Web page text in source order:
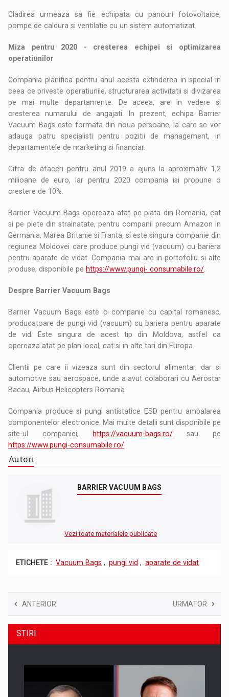
Cladirea urmeaza sa fie echipata cu panouri fotovoltaice,
pompe de caldura si ventilatie cu un sistem automatizat.
Miza pentru 2020 - cresterea echipei si optimizarea
operatiunilor
Compania planifica pentru anul acesta extinderea in special in
ceea ce priveste operatiunile, structurarea activitatii si divizarea
pe mai multe departamente. De aceea, are in vedere si
cresterea numarului de angajati. In prezent, echipa Barrier
Vacuum Bags este formata din noua persoane, la care se vor
adauga patru specialisti pentru pozitii de management, in
departamentele de marketing si financiar.
Cifra de afaceri pentru anul 2019 a ajuns la aproximativ 1,2
milioane de euro, iar pentru 2020 compania isi propune o
crestere de 10%.
Barrier Vacuum Bags opereaza atat pe piata din Romania, cat
si pe piete din strainatate, pentru companii precum Amazon in
Germania, Marea Britanie si Franta, si este singura companie din
regiunea Moldovei care produce pungi vid (vacuum) cu bariera
pentru aparate de vidat. Compania mai are in portofoliu si alte
produse, disponibile pe https://www.pungi- consumabile.ro/
Despre Barrier Vacuum Bags
Barrier Vacuum Bags este o companie cu capital romanesc,
producatoare de pungi vid (vacuum) cu bariera pentru aparate
de vid. Este singura de acest tip din Moldova, astfel ca
opereaza atat pe plan local, cat si in alte tari din Europa.
Clientii pe care ii vizeaza sunt din sectorul alimentar, dar si
automotive sau aerospace, unde a avut colaborari cu Aerostar
Bacau, Airbus Helicopters Romania.
Compania produce si pungi antistatice ESD pentru ambalarea
componentelor electronice. Mai multe detalii sunt disponibile pe
site-ul companiei,
https://vacuum-bags.ro/ sau pe
https://www.pungi-consumabile.ro/
Autori
BARRIER VACUUM BAGS
Vezi toate materialele publicate
ETICHETE : Vacuum Bags , pungi vid , aparate de vidat
ANTERIOR URMATOR
STIRI